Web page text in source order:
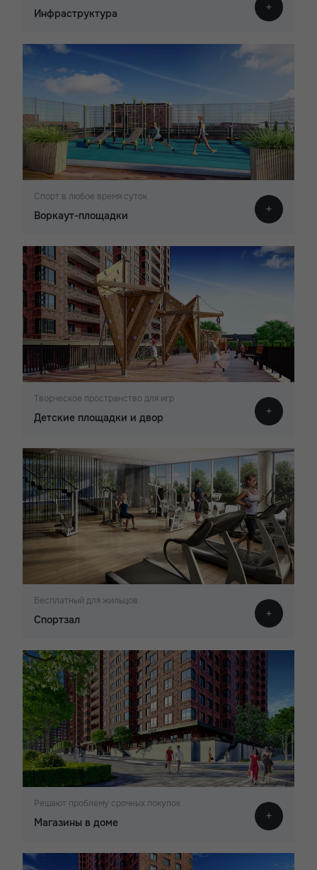
Инфраструктура
Спорт в любое время суток
Воркаут-площадки
Творческое пространство для игр
Детские площадки и двор
Бесплатный для жильцов
Спортзал
Решают проблему срочных покупок
Магазины в доме